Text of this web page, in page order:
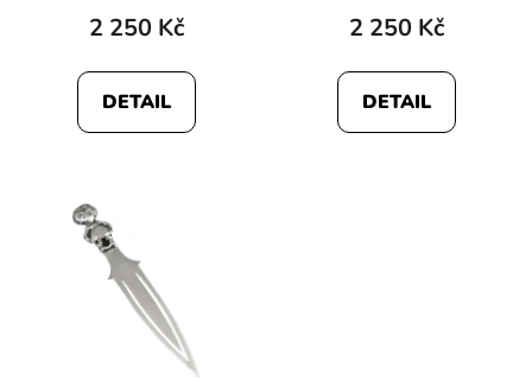
2 250 Kč
DETAIL
2 250 Kč
DETAIL